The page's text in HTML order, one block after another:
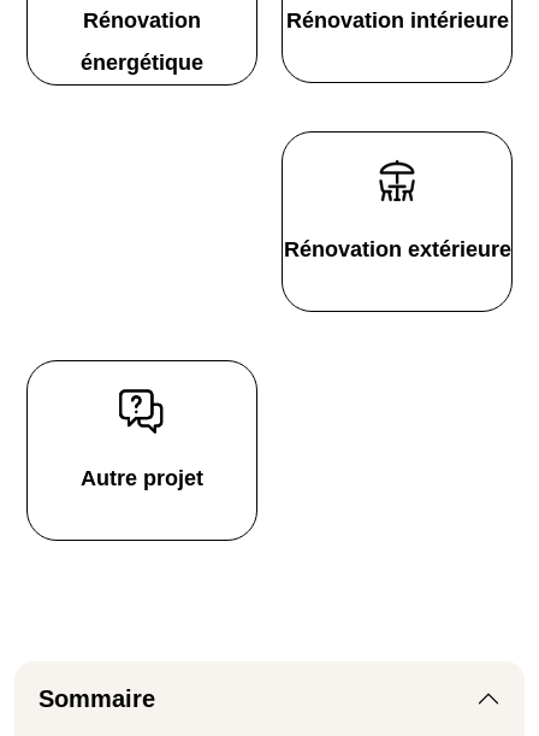
Rénovation
énergétique
Rénovation intérieure
Rénovation extérieure
Autre projet
Sommaire